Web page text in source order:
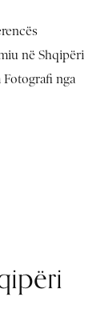
në Shqipëri
nga